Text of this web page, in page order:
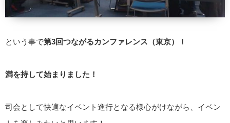
という事で第3回つながるカンファレンス（東京）！
満を持して始まりました！
司会として快適なイベント進行となる様心がけながら、イベン